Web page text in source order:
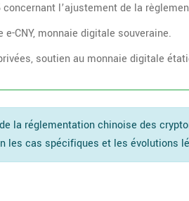
l’ajustement de la
CNY, monnaie digitale souveraine.
soutien au monnaie digitale
la réglementation chinoise des
les cas spécifiques et les évolutions